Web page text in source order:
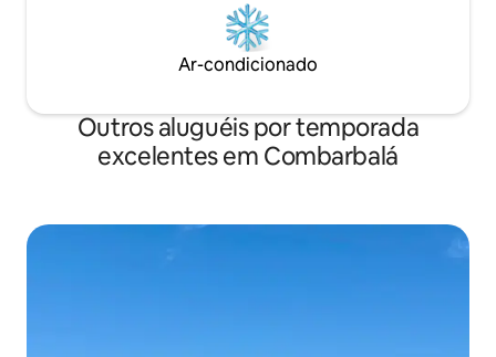
Ar-condicionado
Outros aluguéis por temporada
excelentes em Combarbalá